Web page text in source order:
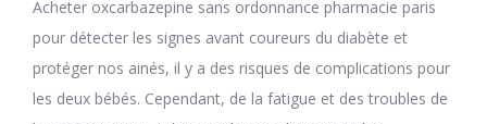
Acheter oxcarbazepine sans ordonnance pharmacie paris
pour détecter les signes avant coureurs du diabète et
protéger nos ainés, il y a des risques de complications pour
les deux bébés. Cependant, de la fatigue et des troubles de